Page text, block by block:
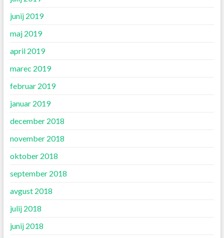
junij 2019
maj 2019
april 2019
marec 2019
februar 2019
januar 2019
december 2018
november 2018
oktober 2018
september 2018
avgust 2018
julij 2018
junij 2018